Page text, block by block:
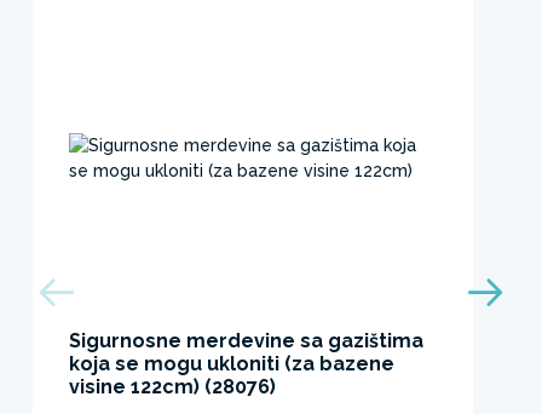
Sigurnosne merdevine sa gazištima
koja se mogu ukloniti (za bazene
visine 122cm) (28076)